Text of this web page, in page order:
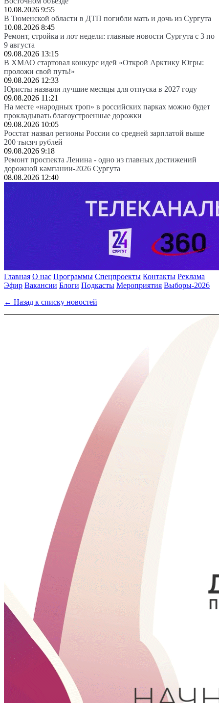
10.08.2026 9:55
В Тюменской области в ДТП погибли мать и дочь из Сургута
10.08.2026 8:45
Ремонт, стройка и лот недели: главные новости Сургута с 3 по
9 августа
09.08.2026 13:15
В ХМАО стартовал конкурс идей «Открой Арктику Югры:
проложи свой путь!»
09.08.2026 12:33
Юристы назвали лучшие месяцы для отпуска в 2027 году
09.08.2026 11:21
На месте «народных троп» в российских парках можно будет
прокладывать благоустроенные дорожки
09.08.2026 10:05
Росстат назвал регионы России со средней зарплатой выше
200 тысяч рублей
09.08.2026 9:18
Ремонт проспекта Ленина - одно из главных достижений
дорожной кампании-2026 Сургута
08.08.2026 12:40
Главная О нас Программы Спецпроекты Контакты Реклама
Эфир Вакансии Блоги Подкасты Мероприятия Выборы-2026
← Назад к списку новостей